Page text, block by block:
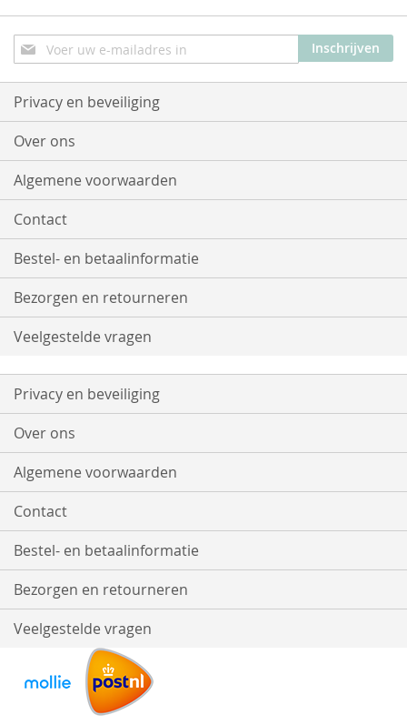
Abonneer
u
op
onze
nieuwsbrief
Inschrijven
Privacy en beveiliging
Over ons
Algemene voorwaarden
Contact
Bestel- en betaalinformatie
Bezorgen en retourneren
Veelgestelde vragen
Privacy en beveiliging
Over ons
Algemene voorwaarden
Contact
Bestel- en betaalinformatie
Bezorgen en retourneren
Veelgestelde vragen